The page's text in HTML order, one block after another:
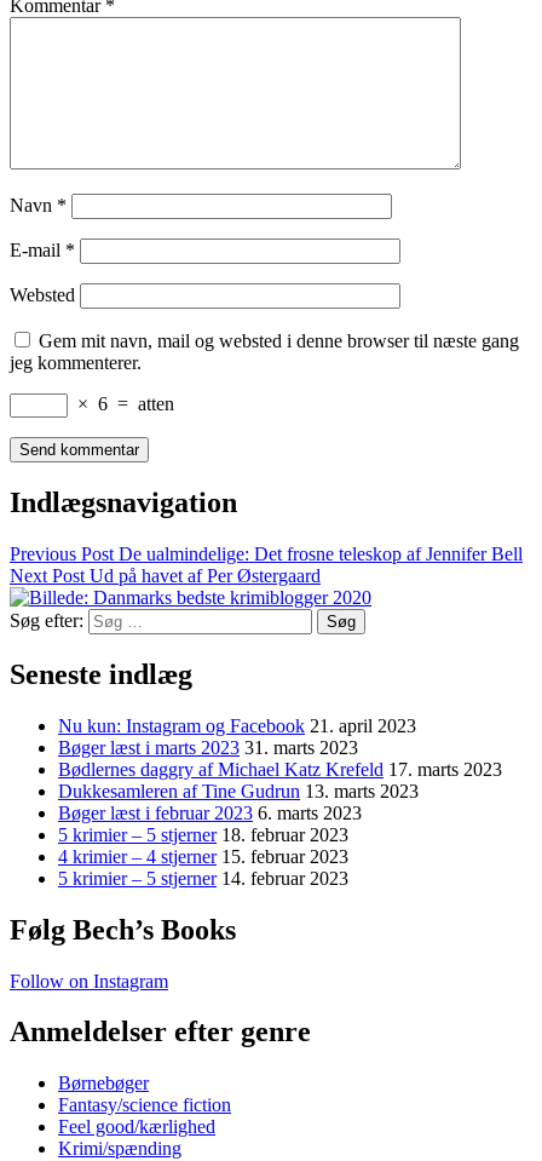
Kommentar *
Navn *
E-mail *
Websted
Gem mit navn, mail og websted i denne browser til næste gang
jeg kommenterer.
× 6 = atten
Indlægsnavigation
Previous Post De ualmindelige: Det frosne teleskop af Jennifer Bell
Next Post Ud på havet af Per Østergaard
Søg efter:
Seneste indlæg
Nu kun: Instagram og Facebook 21. april 2023
Bøger læst i marts 2023 31. marts 2023
Bødlernes daggry af Michael Katz Krefeld 17. marts 2023
Dukkesamleren af Tine Gudrun 13. marts 2023
Bøger læst i februar 2023 6. marts 2023
5 krimier – 5 stjerner 18. februar 2023
4 krimier – 4 stjerner 15. februar 2023
5 krimier – 5 stjerner 14. februar 2023
Følg Bech’s Books
Follow on Instagram
Anmeldelser efter genre
Børnebøger
Fantasy/science fiction
Feel good/kærlighed
Krimi/spænding